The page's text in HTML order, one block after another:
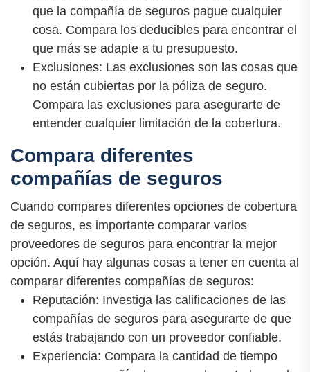
que la compañía de seguros pague cualquier
cosa. Compara los deducibles para encontrar el
que más se adapte a tu presupuesto.
Exclusiones: Las exclusiones son las cosas que
no están cubiertas por la póliza de seguro.
Compara las exclusiones para asegurarte de
entender cualquier limitación de la cobertura.
Compara diferentes
compañías de seguros
Cuando compares diferentes opciones de cobertura
de seguros, es importante comparar varios
proveedores de seguros para encontrar la mejor
opción. Aquí hay algunas cosas a tener en cuenta al
comparar diferentes compañías de seguros:
Reputación: Investiga las calificaciones de las
compañías de seguros para asegurarte de que
estás trabajando con un proveedor confiable.
Experiencia: Compara la cantidad de tiempo